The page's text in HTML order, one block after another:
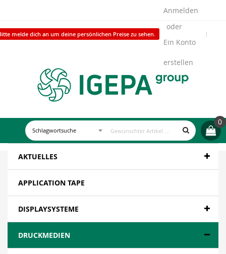
melde dich an um deine persönlichen Preise zu sehen.
Anmelden
Ein Konto
erstellen
0
AKTUELLES
APPLICATION TAPE
DISPLAYSYSTEME
DRUCKMEDIEN